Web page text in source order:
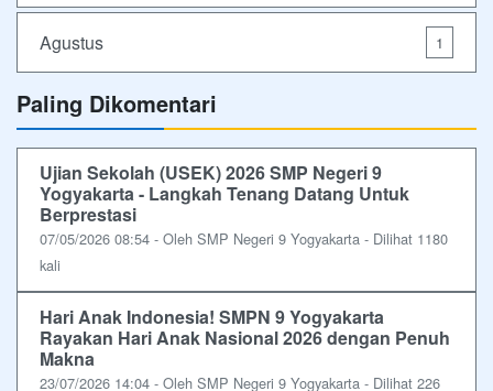
Agustus 1
Paling Dikomentari
Ujian Sekolah (USEK) 2026 SMP Negeri 9
Yogyakarta - Langkah Tenang Datang Untuk
Berprestasi
07/05/2026 08:54 - Oleh SMP Negeri 9 Yogyakarta - Dilihat 1180
kali
Hari Anak Indonesia! SMPN 9 Yogyakarta
Rayakan Hari Anak Nasional 2026 dengan Penuh
Makna
23/07/2026 14:04 - Oleh SMP Negeri 9 Yogyakarta - Dilihat 226